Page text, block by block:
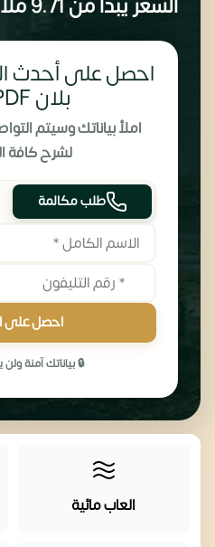
احصل على أحدث
بلان PDF الآن
املأ بياناتك وسيتم
لشرح كافة
طلب مكالمة
احصل على
🔒 بياناتك آمنة
العاب مائية